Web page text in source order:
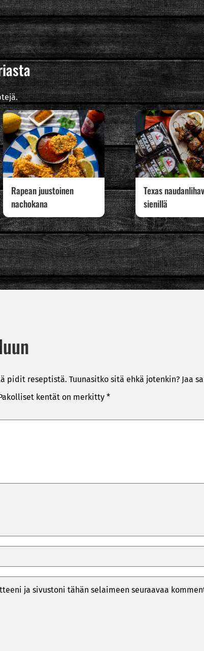
Rapean juustoinen
nachokana
Texas
sienillä
pidit reseptistä. Tuunasitko sitä ehkä jotenkin? Jaa
kentät on merkitty *
ja sivustoni tähän selaimeen seuraavaa